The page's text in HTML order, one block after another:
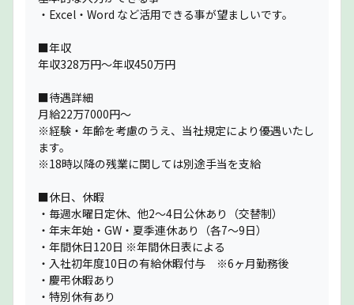
・Excel・Word など活用できる事が望ましいです。
■年収
年収328万円～年収450万円
■待遇詳細
月給22万7000円〜
※経験・年齢を考慮のうえ、当社規定により優遇いたし
ます。
※18時以降の残業に関しては別途手当を支給
■休日、休暇
・毎週水曜日定休、他2〜4日公休あり（交替制）
・年末年始・GW・夏季連休あり（各7〜9日）
・年間休日120日 ※年間休日表による
・入社初年度10日の有給休暇付与 ※6ヶ月勤務後
・慶弔休暇あり
・特別休有あり